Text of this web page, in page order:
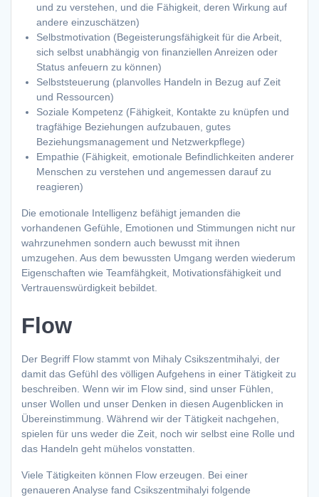
und zu verstehen, und die Fähigkeit, deren Wirkung auf
andere einzuschätzen)
Selbstmotivation (Begeisterungsfähigkeit für die Arbeit,
sich selbst unabhängig von finanziellen Anreizen oder
Status anfeuern zu können)
Selbststeuerung (planvolles Handeln in Bezug auf Zeit
und Ressourcen)
Soziale Kompetenz (Fähigkeit, Kontakte zu knüpfen und
tragfähige Beziehungen aufzubauen, gutes
Beziehungsmanagement und Netzwerkpflege)
Empathie (Fähigkeit, emotionale Befindlichkeiten anderer
Menschen zu verstehen und angemessen darauf zu
reagieren)
Die emotionale Intelligenz befähigt jemanden die
vorhandenen Gefühle, Emotionen und Stimmungen nicht nur
wahrzunehmen sondern auch bewusst mit ihnen
umzugehen. Aus dem bewussten Umgang werden wiederum
Eigenschaften wie Teamfähgkeit, Motivationsfähigkeit und
Vertrauenswürdigkeit bebildet.
Flow
Der Begriff Flow stammt von Mihaly Csikszentmihalyi, der
damit das Gefühl des völligen Aufgehens in einer Tätigkeit zu
beschreiben. Wenn wir im Flow sind, sind unser Fühlen,
unser Wollen und unser Denken in diesen Augenblicken in
Übereinstimmung. Während wir der Tätigkeit nachgehen,
spielen für uns weder die Zeit, noch wir selbst eine Rolle und
das Handeln geht mühelos vonstatten.
Viele Tätigkeiten können Flow erzeugen. Bei einer
genaueren Analyse fand Csikszentmihalyi folgende